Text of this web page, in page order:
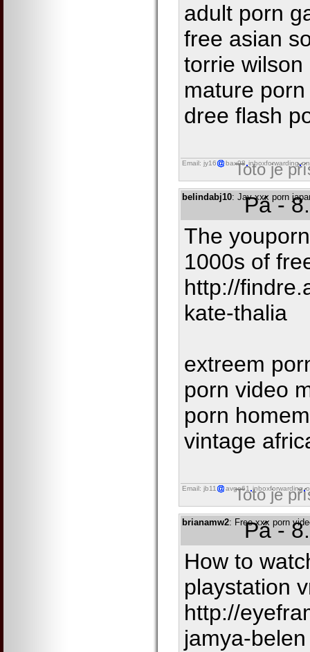
adult porn
free asian
torrie
mature
dree flash
Email: jy16 bax98 inboxforwarding
Toto je
belindabj10: Jav xxx porn
Pá -
The
1000s of
http://
kate-thalia
extreem
porn video
porn
vintage
Email: jb11 avgo61 inboxforwarding
Toto je
brianamw2: Free xxx porn
Pá -
How to
playstation
http://
jamya-belen